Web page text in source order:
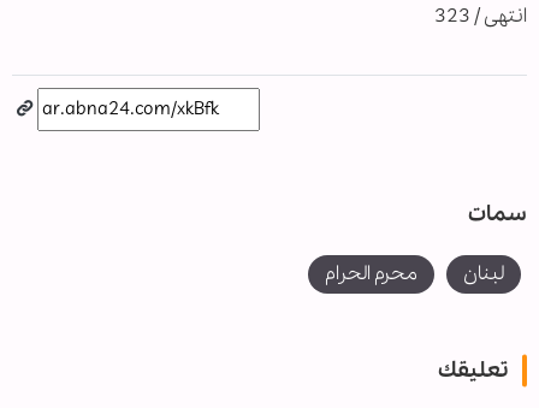
انتهى / 323
سمات
لبنان محرم الحرام
تعليقك